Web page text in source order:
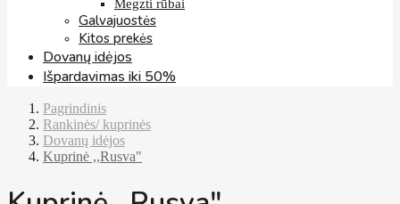
Megzti rūbai
Galvajuostės
Kitos prekės
Dovanų idėjos
Išpardavimas iki 50%
Pagrindinis
Rankinės/ kuprinės
Dovanų idėjos
Kuprinė ,,Rusva"